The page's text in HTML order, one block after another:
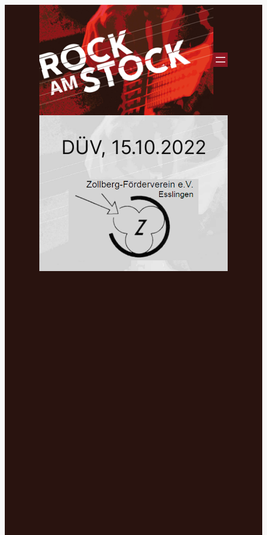
DÜV, 15.10.2022